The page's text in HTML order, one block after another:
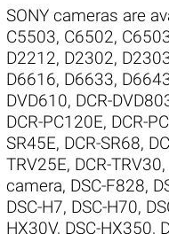
SONY cameras are
C5503, C6502,
D2212, D2302,
D6616, D6633,
DVD610, DCR-
DCR-PC120E, DCR-
SR45E, DCR-SR68,
TRV25E, DCR-TRV30,
camera, DSC-F828,
DSC-H7, DSC-H70,
HX30V, DSC-HX350,